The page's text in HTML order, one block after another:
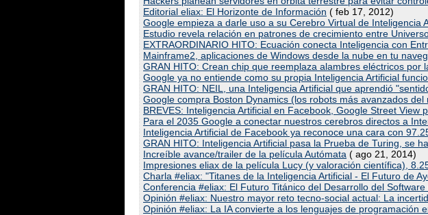
Editorial eliax: El Horizonte de Información ( feb 17, 2012)
Google empieza a darle uso a su Cerebro Virtual de Inteligencia
Estudio revela relación en patrones de crecimiento entre
EXTRAORDINARIO HITO: Ecuación conecta Inteligencia con
Mainframe2, aplicaciones de Windows desde la nube en tu
GRAN HITO: Crean chip que reemplaza alambres eléctricos por
Google ya no entiende como su propia Inteligencia Artificial
GRAN HITO: NEIL, una Inteligencia Artificial que aprendió
Google compra Boston Dynamics (los robots más avanzados del
BREVES: Inteligencia Artificial en Facebook, Google Street View
Para el 2035 Google a conectar nuestros cerebros directos a
Inteligencia Artificial de Facebook ya reconoce una cara con
GRAN HITO: Inteligencia Artificial pasa la Prueba de Turing, se
Increíble avance/trailer de la película Autómata ( ago 21, 2014)
Impresiones eliax de la película Lucy (y valoración científica),
Charla #eliax: "Titanes de la Inteligencia Artificial - El Futuro de
Conferencia #eliax: El Futuro Titánico del Desarrollo del
Opinión #eliax: Nuestro mayor reto tecno-social actual: La
Opinión #eliax: La IA convierte a los lenguajes de programación